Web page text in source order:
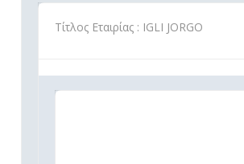
Τίτλος Εταιρίας : IGLI JORGO